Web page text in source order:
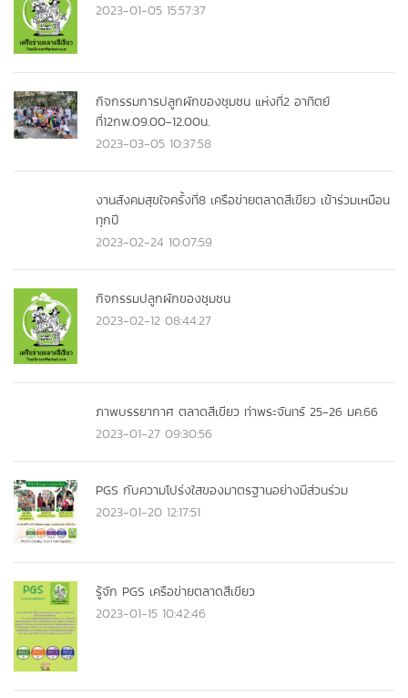
2023-01-05 15:57:37
กิจกรรมการปลูกผักของชุมชน แห่งที่2 อาทิตย์
ที่12กพ.09.00-12.00น.
2023-03-05 10:37:58
งานสังคมสุขใจครั้งที่8 เครือข่ายตลาดสีเขียว เข้าร่วมเหมือน
ทุกปี
2023-02-24 10:07:59
กิจกรรมปลูกผักของชุมชน
2023-02-12 08:44:27
ภาพบรรยากาศ ตลาดสีเขียว ท่าพระจันทร์ 25-26 มค.66
2023-01-27 09:30:56
PGS กับความโปร่งใสของมาตรฐานอย่างมีส่วนร่วม
2023-01-20 12:17:51
รู้จัก PGS เครือข่ายตลาดสีเขียว
2023-01-15 10:42:46